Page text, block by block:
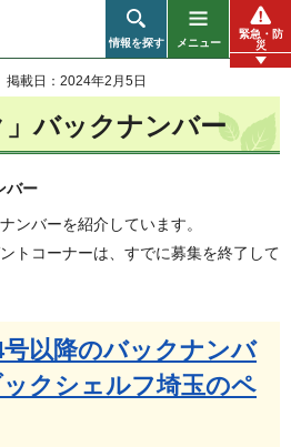
情報を探す メニュー
緊急・防
災
掲載日：2024年2月5日
」バックナンバー
バー
ンバーを紹介しています。
トコーナーは、すでに募集を終了して
以降のバックナンバ
クシェルフ埼玉のペ